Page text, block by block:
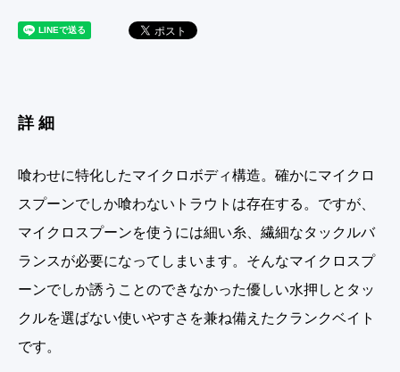
詳細
喰わせに特化したマイクロボディ構造。確かにマイクロ
スプーンでしか喰わないトラウトは存在する。ですが、
マイクロスプーンを使うには細い糸、繊細なタックルバ
ランスが必要になってしまいます。そんなマイクロスプ
ーンでしか誘うことのできなかった優しい水押しとタッ
クルを選ばない使いやすさを兼ね備えたクランクベイト
です。